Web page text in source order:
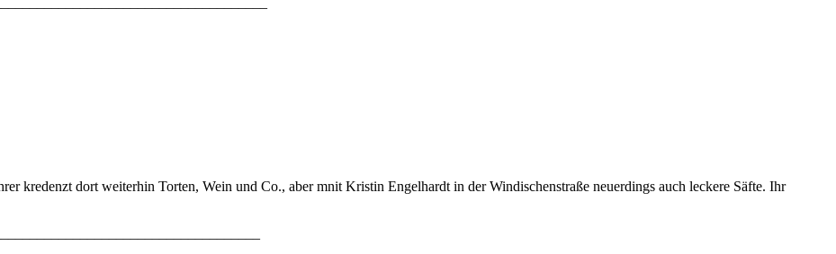
kredenzt dort weiterhin Torten, Wein und Co., aber mnit Kristin Engelhardt in der Windischenstraße neuerdings auch leckere Säfte. Ihr